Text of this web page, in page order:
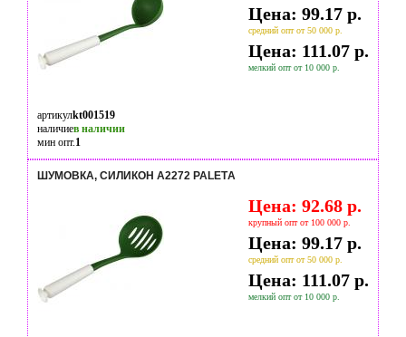
Цена: 99.17 р.
средний опт от 50 000 р.
Цена: 111.07 р.
мелкий опт от 10 000 р.
артикулkt001519
наличиев наличии
мин опт.1
ШУМОВКА, СИЛИКОН A2272 PALETА
Цена: 92.68 р.
крупный опт от 100 000 р.
Цена: 99.17 р.
средний опт от 50 000 р.
Цена: 111.07 р.
мелкий опт от 10 000 р.